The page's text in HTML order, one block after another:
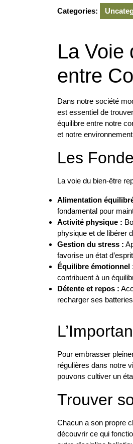
Categories:
La Voie
entre
Dans notre société
est essentiel de
équilibre entre notre
et notre
Les
La voie du bien-être
Alimentation
fondamental pour
Activité physique :
physique et de libérer
Gestion du stress :
favorise un état
Équilibre émotionnel
contribuent à un
Détente et repos :
recharger ses
Pour embrasser
régulières dans notre
pouvons cultiver un
Trouver
Chacun a son propre
découvrir ce qui